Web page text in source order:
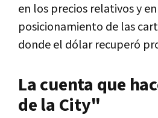
en los precios relativos y
posicionamiento de las
donde el dólar recuperó
La cuenta que
de la City"